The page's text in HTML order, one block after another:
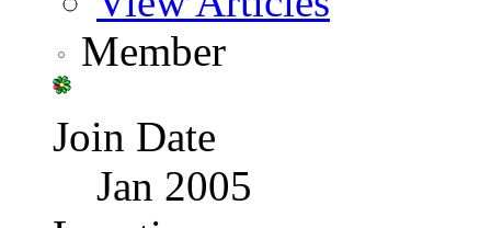
Member
Join Date
Jan 2005